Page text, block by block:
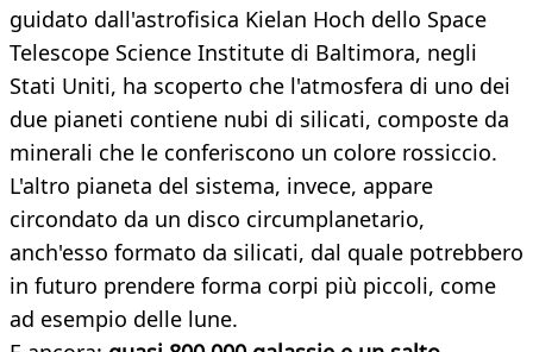
guidato dall'astrofisica Kielan Hoch dello Space
Telescope Science Institute di Baltimora, negli
Stati Uniti, ha scoperto che l'atmosfera di uno dei
due pianeti contiene nubi di silicati, composte da
minerali che le conferiscono un colore rossiccio.
L'altro pianeta del sistema, invece, appare
circondato da un disco circumplanetario,
anch'esso formato da silicati, dal quale potrebbero
in futuro prendere forma corpi più piccoli, come
ad esempio delle lune.